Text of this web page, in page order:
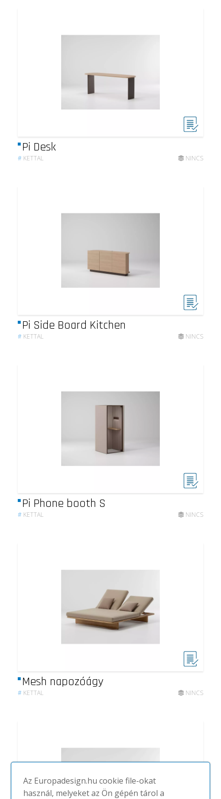
Pi Desk
# KETTAL NINCS
Pi Side Board Kitchen
# KETTAL NINCS
Pi Phone booth S
# KETTAL NINCS
Mesh napozóágy
# KETTAL NINCS
Az Europadesign.hu cookie file-okat
használ, melyeket az Ön gépén tárol a